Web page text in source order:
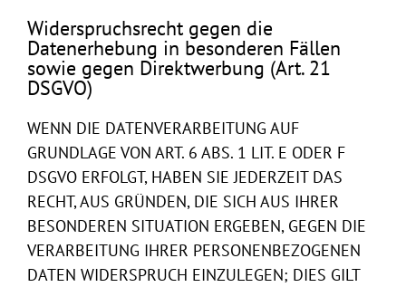
Widerspruchsrecht gegen die
Datenerhebung in besonderen Fällen
sowie gegen Direktwerbung (Art. 21
DSGVO)
WENN DIE DATENVERARBEITUNG AUF
GRUNDLAGE VON ART. 6 ABS. 1 LIT. E ODER F
DSGVO ERFOLGT, HABEN SIE JEDERZEIT DAS
RECHT, AUS GRÜNDEN, DIE SICH AUS IHRER
BESONDEREN SITUATION ERGEBEN, GEGEN DIE
VERARBEITUNG IHRER PERSONENBEZOGENEN
DATEN WIDERSPRUCH EINZULEGEN; DIES GILT